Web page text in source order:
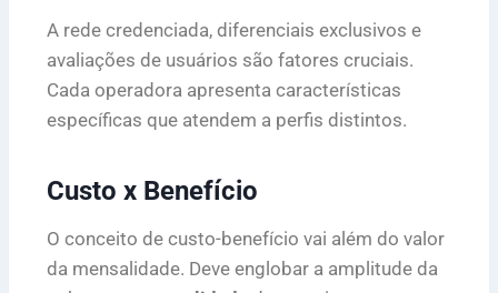
A rede credenciada, diferenciais exclusivos e
avaliações de usuários são fatores cruciais.
Cada operadora apresenta características
específicas que atendem a perfis distintos.
Custo x Benefício
O conceito de custo-benefício vai além do valor
da mensalidade. Deve englobar a amplitude da